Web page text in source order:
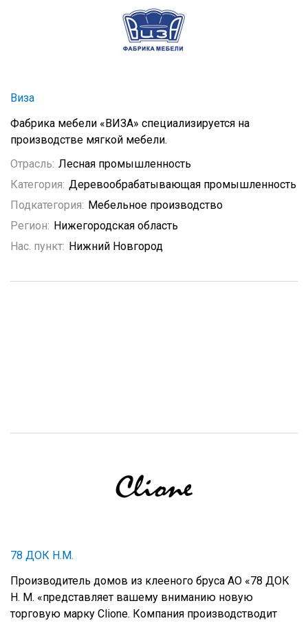
Виза
Фабрика мебели «ВИЗА» специализируется на
производстве мягкой мебели.
Отрасль: Лесная промышленность
Категория: Деревообрабатывающая промышленность
Подкатегория: Мебельное производство
Регион: Нижегородская область
Нас. пункт: Нижний Новгород
78 ДОК Н.М.
Производитель домов из клееного бруса АО «78 ДОК
Н. М. «представляет вашему вниманию новую
торговую марку Clione. Компания производстводит